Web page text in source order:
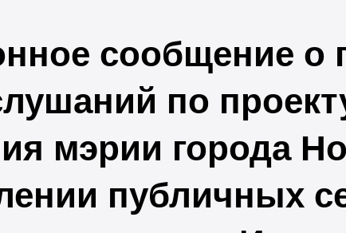
сообщение о
по
мэрии города
публичных